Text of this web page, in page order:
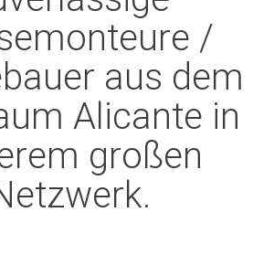
/
aus dem
Alicante in
großen